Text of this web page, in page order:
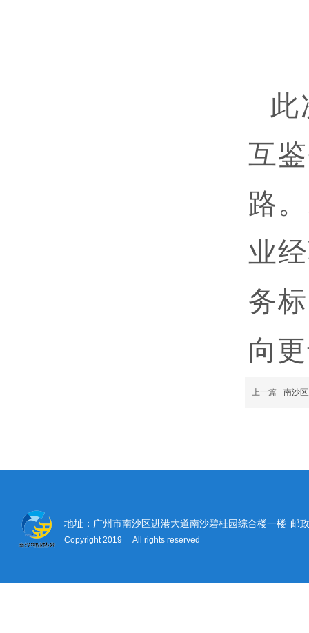
互
路
业
务
向
上一篇 南沙
地址：广州市南沙区进港大道南沙碧桂园综合楼一楼 邮
Copyright 2019 All rights reserved